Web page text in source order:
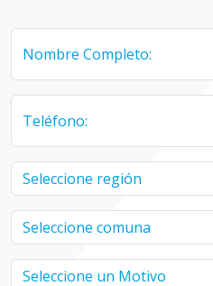
Nombre Completo:
Teléfono: